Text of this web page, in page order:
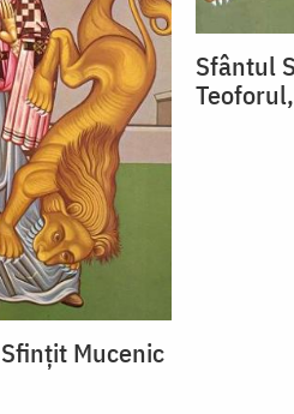
Sfântul
Mucenic